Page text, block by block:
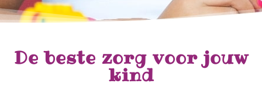
De beste zorg voor jouw
kind